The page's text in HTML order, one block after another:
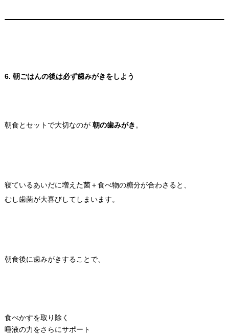
6. 朝ごはんの後は必ず歯みがきをしよう
朝食とセットで大切なのが 朝の歯みがき 。
寝ているあいだに増えた菌＋食べ物の糖分が合わさると、
むし歯菌が大喜びしてしまいます。
朝食後に歯みがきすることで、
食べかすを取り除く
唾液の力をさらにサポート